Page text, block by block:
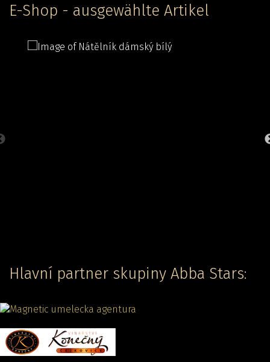
E-Shop - ausgewählte Artikel
Hlavní partner skupiny Abba Stars: